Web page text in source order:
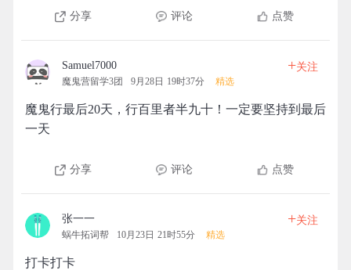
分享 评论 点赞
Samuel7000
魔鬼营留学3团 9月28日 19时37分 精选
+关注
魔鬼行最后20天，行百里者半九十！一定要坚持到最后
一天
分享 评论 点赞
张一一
蜗牛拓词帮 10月23日 21时55分 精选
+关注
打卡打卡